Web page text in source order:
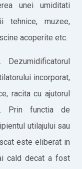
unei umiditati
tehnice, muzee,
acoperite etc.
Dezumidificatorul
incorporat,
racita cu ajutorul
Prin functia de
utilajului sau
este eliberat in
cald decat a fost